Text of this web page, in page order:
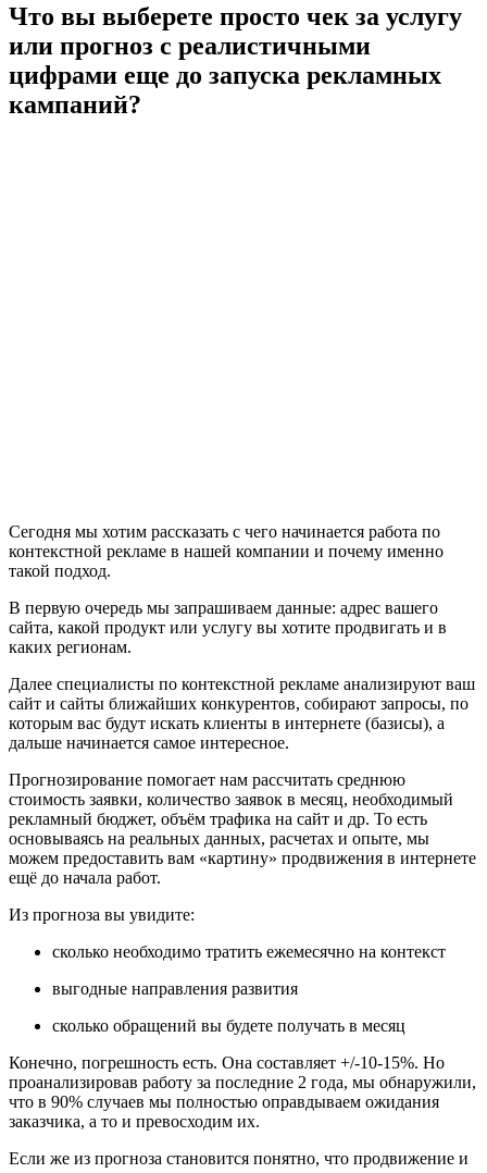
Что вы выберете просто чек за услугу
или прогноз с реалистичными
цифрами еще до запуска рекламных
кампаний?
Сегодня мы хотим рассказать с чего начинается работа по
контекстной рекламе в нашей компании и почему именно
такой подход.
В первую очередь мы запрашиваем данные: адрес вашего
сайта, какой продукт или услугу вы хотите продвигать и в
каких регионам.
Далее специалисты по контекстной рекламе анализируют ваш
сайт и сайты ближайших конкурентов, собирают запросы, по
которым вас будут искать клиенты в интернете (базисы), а
дальше начинается самое интересное.
Прогнозирование помогает нам рассчитать среднюю
стоимость заявки, количество заявок в месяц, необходимый
рекламный бюджет, объём трафика на сайт и др. То есть
основываясь на реальных данных, расчетах и опыте, мы
можем предоставить вам «картину» продвижения в интернете
ещё до начала работ.
Из прогноза вы увидите:
сколько необходимо тратить ежемесячно на контекст
выгодные направления развития
сколько обращений вы будете получать в месяц
Конечно, погрешность есть. Она составляет +/-10-15%. Но
проанализировав работу за последние 2 года, мы обнаружили,
что в 90% случаев мы полностью оправдываем ожидания
заказчика, а то и превосходим их.
Если же из прогноза становится понятно, что продвижение и